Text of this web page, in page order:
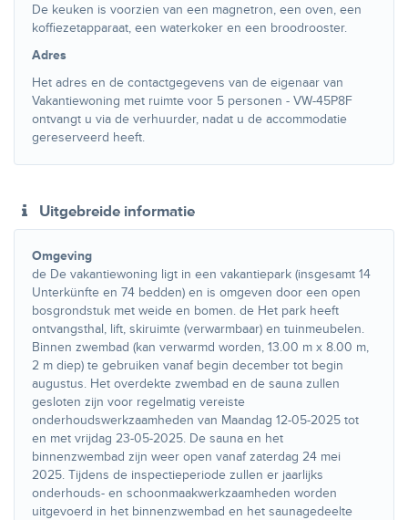
De keuken is voorzien van een magnetron, een oven, een
koffiezetapparaat, een waterkoker en een broodrooster.
Adres
Het adres en de contactgegevens van de eigenaar van
Vakantiewoning met ruimte voor 5 personen - VW-45P8F
ontvangt u via de verhuurder, nadat u de accommodatie
gereserveerd heeft.
Uitgebreide informatie
Omgeving
de De vakantiewoning ligt in een vakantiepark (insgesamt 14
Unterkünfte en 74 bedden) en is omgeven door een open
bosgrondstuk met weide en bomen. de Het park heeft
ontvangsthal, lift, skiruimte (verwarmbaar) en tuinmeubelen.
Binnen zwembad (kan verwarmd worden, 13.00 m x 8.00 m,
2 m diep) te gebruiken vanaf begin december tot begin
augustus. Het overdekte zwembad en de sauna zullen
gesloten zijn voor regelmatig vereiste
onderhoudswerkzaamheden van Maandag 12-05-2025 tot
en met vrijdag 23-05-2025. De sauna en het
binnenzwembad zijn weer open vanaf zaterdag 24 mei
2025. Tijdens de inspectieperiode zullen er jaarlijks
onderhouds- en schoonmaakwerkzaamheden worden
uitgevoerd in het binnenzwembad en het saunagedeelte